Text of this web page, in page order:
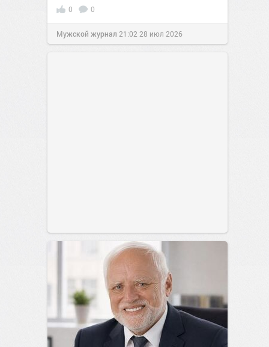
0 0
Мужской журнал 21:02 28 июл 2026